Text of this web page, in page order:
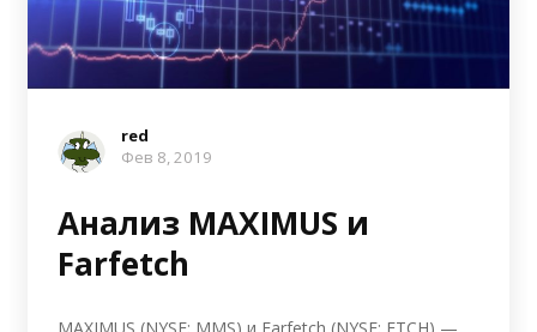
red
Фев 8, 2019
Анализ MAXIMUS и
Farfetch
MAXIMUS (NYSE: MMS) и Farfetch (NYSE: FTCH) —